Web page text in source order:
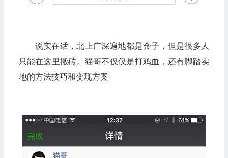
说实在话，北上广深遍地都是金子，但是很多人
只能在这里搬砖。猫哥不仅仅是打鸡血，还有脚踏实
地的方法技巧和变现方案